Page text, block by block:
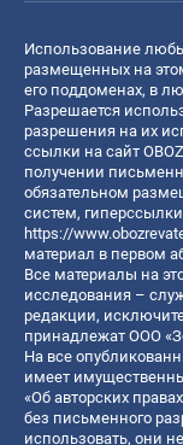
Использование
размещенных на
его поддоменах, в
Разрешается
разрешения на их
ссылки на сайт
получении
обязательном
систем,
https://
материал в первом
Все материалы на
исследования –
редакции,
принадлежат ООО
На все
имеет
«Об авторских
без письменного
использовать, они